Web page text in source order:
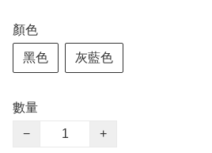
顏色
黑色 灰藍色
數量
−
+